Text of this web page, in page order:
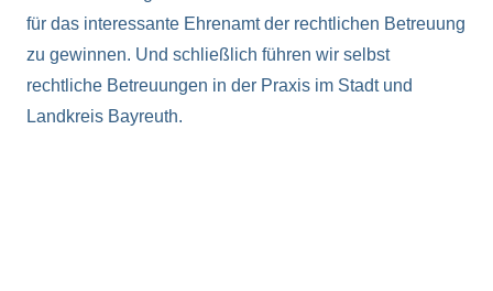
für das interessante Ehrenamt der rechtlichen Betreuung
zu gewinnen. Und schließlich führen wir selbst
rechtliche Betreuungen in der Praxis im Stadt und
Landkreis Bayreuth.